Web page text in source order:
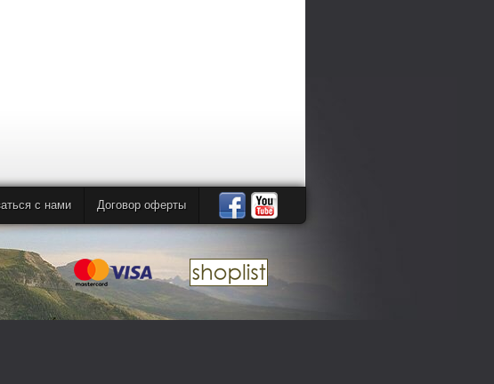
с нами
Договор оферты
Автомандры
Автомандры